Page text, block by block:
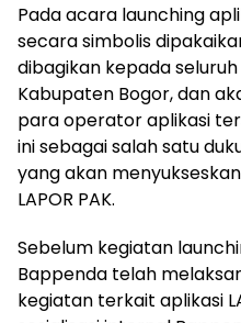
Pada acara launching
secara simbolis
dibagikan kepada
Kabupaten Bogor, dan
para operator aplikasi
ini sebagai salah satu
yang akan
LAPOR PAK.
Sebelum kegiatan
Bappenda telah
kegiatan terkait aplikasi